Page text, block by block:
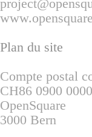
Plan du site
Compte postal
CH86 0900
OpenSquare
3000 Bern